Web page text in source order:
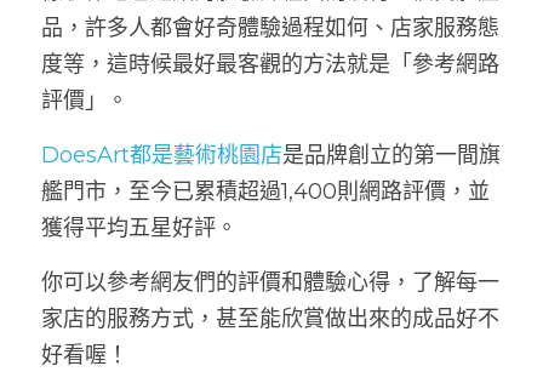
品，許多人都會好奇體驗過程如何、店家服務態
度等，這時候最好最客觀的方法就是「參考網路
評價」。
DoesArt都是藝術桃園店是品牌創立的第一間旗
艦門市，至今已累積超過1,400則網路評價，並
獲得平均五星好評。
你可以參考網友們的評價和體驗心得，了解每一
家店的服務方式，甚至能欣賞做出來的成品好不
好看喔！